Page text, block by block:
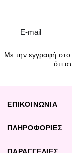
Με την εγγραφή στο
ότι
ΕΠΙΚΟΙΝΩΝΙΑ
ΠΛΗΡΟΦΟΡΙΕΣ
ΠΑΡΑΓΓΕΛΙΕΣ